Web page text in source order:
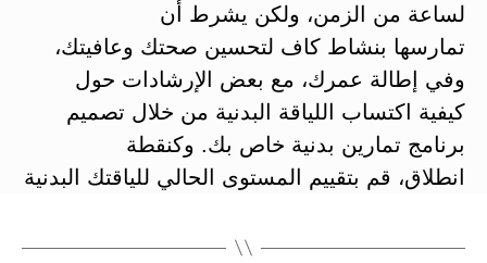
لساعة من الزمن، ولكن يشرط أن
تمارسها بنشاط كاف لتحسين صحتك وعافيتك،
وفي إطالة عمرك، مع بعض الإرشادات حول
كيفية اكتساب اللياقة البدنية من خلال تصميم
برنامج تمارين بدنية خاص بك. وكنقطة
انطلاق، قم بتقييم المستوى الحالي للياقتك البدنية